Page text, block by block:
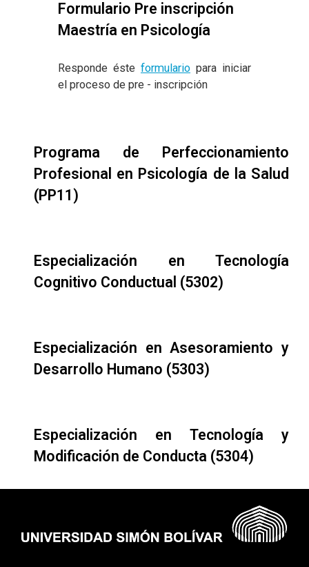
Formulario Pre inscripción
Maestría en Psicología
Responde éste formulario para iniciar
el proceso de pre - inscripción
Programa de Perfeccionamiento
Profesional en Psicología de la Salud
(PP11)
Especialización en Tecnología
Cognitivo Conductual (5302)
Especialización en Asesoramiento y
Desarrollo Humano (5303)
Especialización en Tecnología y
Modificación de Conducta (5304)